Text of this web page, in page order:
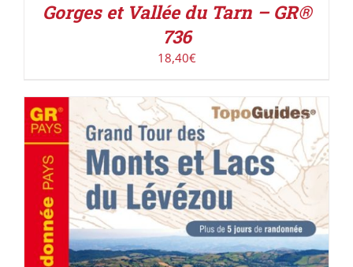
Gorges et Vallée du Tarn – GR®
736
18,40€